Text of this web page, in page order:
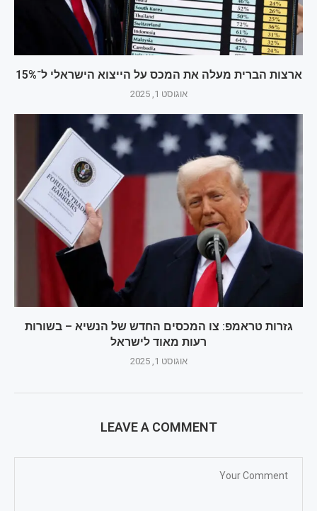
ארצות הברית מעלה את המכס על הייצוא הישראלי ל־15%
אוגוסט 1, 2025
גזרות טראמפ: צו המכסים החדש של הנשיא – בשורות
רעות מאוד לישראל
אוגוסט 1, 2025
LEAVE A COMMENT